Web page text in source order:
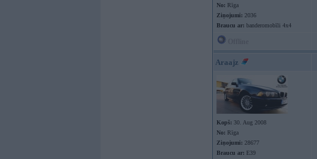
No: Rīga
Ziņojumi: 2036
Braucu ar: banderomobīli 4x4
Araajz
Kopš: 30. Aug 2008
No: Rīga
Ziņojumi: 28677
Braucu ar: E39